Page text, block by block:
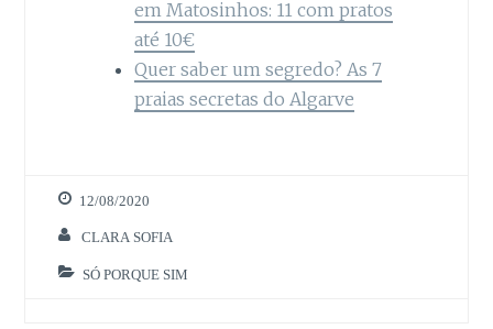
em Matosinhos: 11 com pratos
até 10€
Quer saber um segredo? As 7
praias secretas do Algarve
12/08/2020
CLARA SOFIA
SÓ PORQUE SIM